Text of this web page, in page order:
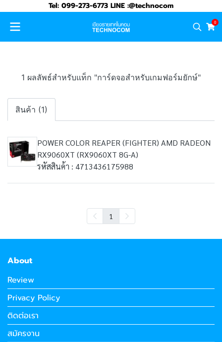
Tel: 099-273-6773 LINE :@technocom
0
1 ผลลัพธ์สำหรับแท็ก "การ์ดจอสำหรับเกมฟอร์มยักษ์"
สินค้า (1)
POWER COLOR REAPER (FIGHTER) AMD RADEON
RX9060XT (RX9060XT 8G-A)
รหัสสินค้า : 4713436175988
1
About
Review
Privacy Policy
ติดต่อเรา
สมัครงาน